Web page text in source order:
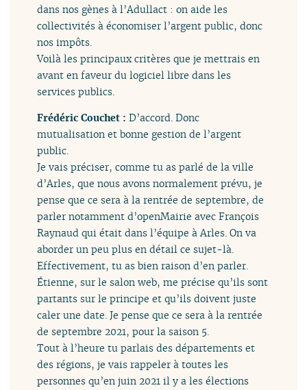
dans nos gènes à l’Adullact : on aide les
collectivités à économiser l’argent public, donc
nos impôts.
Voilà les principaux critères que je mettrais en
avant en faveur du logiciel libre dans les
services publics.
Frédéric Couchet :D’accord. Donc
mutualisation et bonne gestion de l’argent
public.
Je vais préciser, comme tu as parlé de la ville
d’Arles, que nous avons normalement prévu, je
pense que ce sera à la rentrée de septembre, de
parler notamment d’openMairie avec François
Raynaud qui était dans l’équipe à Arles. On va
aborder un peu plus en détail ce sujet-là.
Effectivement, tu as bien raison d’en parler.
Étienne, sur le salon web, me précise qu’ils sont
partants sur le principe et qu’ils doivent juste
caler une date. Je pense que ce sera à la rentrée
de septembre 2021, pour la saison 5.
Tout à l’heure tu parlais des départements et
des régions, je vais rappeler à toutes les
personnes qu’en juin 2021 il y a les élections